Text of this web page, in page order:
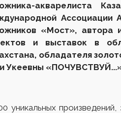
акварелиста
Ассоциации
«Мост», автора
и выставок в
, обладателя
Укеевны
уникальных